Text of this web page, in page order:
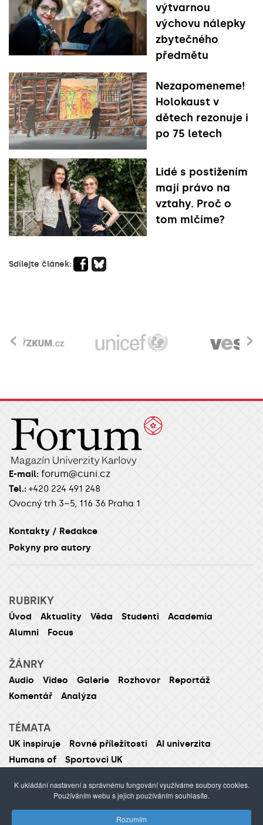
výtvarnou
výchovu nálepky
zbytečného
předmětu
Nezapomeneme!
Holokaust v
dětech rezonuje i
po 75 letech
Lidé s postižením
mají právo na
vztahy. Proč o
tom mlčíme?
Sdílejte článek:
›
‹
E-mail: forum@cuni.cz
Tel.: +420 224 491 248
Ovocný trh 3–5, 116 36 Praha 1
Kontakty / Redakce
Pokyny pro autory
RUBRIKY
Úvod Aktuality Věda Studenti
Academia
Alumni
Focus
ŽÁNRY
Audio Video Galerie Rozhovor
Reportáž
Komentář
Analýza
TÉMATA
UK inspiruje Rovné příležitosti
AI univerzita
Humans of
Sportovci UK
K ukládání nastavení a správnému fungování využíváme soubory cookies.
Používáním webu s jejich používáním souhlasíte.
Rozumím